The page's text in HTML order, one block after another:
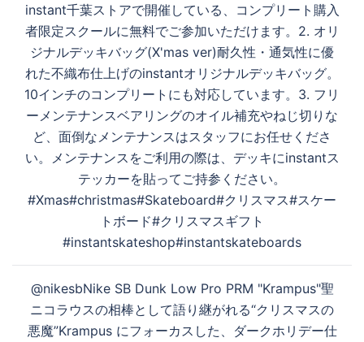
instant千葉ストアで開催している、コンプリート購入
者限定スクールに無料でご参加いただけます。2. オリ
ジナルデッキバッグ(X'mas ver)耐久性・通気性に優
れた不織布仕上げのinstantオリジナルデッキバッグ。
10インチのコンプリートにも対応しています。3. フリ
ーメンテナンスベアリングのオイル補充やねじ切りな
ど、面倒なメンテナンスはスタッフにお任せくださ
い。メンテナンスをご利用の際は、デッキにinstantス
テッカーを貼ってご持参ください。
#Xmas#christmas#Skateboard#クリスマス#スケー
トボード#クリスマスギフト
#instantskateshop#instantskateboards
@nikesbNike SB Dunk Low Pro PRM "Krampus"聖
ニコラウスの相棒として語り継がれる“クリスマスの
悪魔”Krampus にフォーカスした、ダークホリデー仕